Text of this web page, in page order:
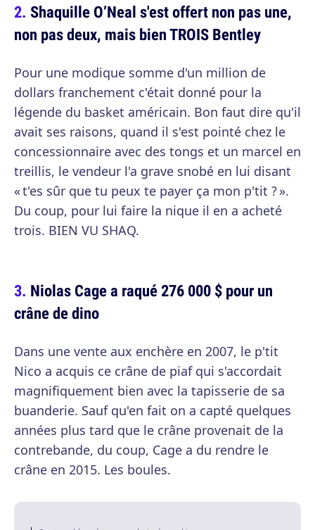
Shaquille O’Neal s'est offert non pas une,
non pas deux, mais bien TROIS Bentley
Pour une modique somme d'un million de
dollars franchement c'était donné pour la
légende du basket américain. Bon faut dire qu'il
avait ses raisons, quand il s'est pointé chez le
concessionnaire avec des tongs et un marcel en
treillis, le vendeur l'a grave snobé en lui disant
« t'es sûr que tu peux te payer ça mon p'tit ? ».
Du coup, pour lui faire la nique il en a acheté
trois. BIEN VU SHAQ.
Niolas Cage a raqué 276 000 $ pour un
crâne de dino
Dans une vente aux enchère en 2007, le p'tit
Nico a acquis ce crâne de piaf qui s'accordait
magnifiquement bien avec la tapisserie de sa
buanderie. Sauf qu'en fait on a capté quelques
années plus tard que le crâne provenait de la
contrebande, du coup, Cage a du rendre le
crâne en 2015. Les boules.